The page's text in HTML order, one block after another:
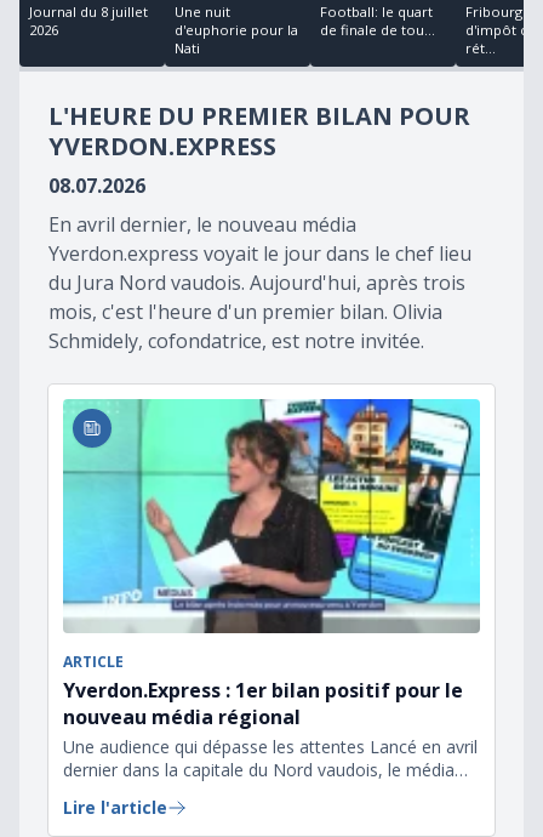
22
minutes,
seconds
Journal du 8 juillet
2026
Une nuit
d'euphorie pour la
Nati
Football: le quart
de finale de tou...
Fribourg :
d'impôt
rét...
L'HEURE DU PREMIER BILAN POUR
YVERDON.EXPRESS
08.07.2026
En avril dernier, le nouveau média
Yverdon.express voyait le jour dans le chef lieu
du Jura Nord vaudois. Aujourd'hui, après trois
mois, c'est l'heure d'un premier bilan. Olivia
Schmidely, cofondatrice, est notre invitée.
ARTICLE
Yverdon.Express : 1er bilan positif pour le
nouveau média régional
Une audience qui dépasse les attentes Lancé en avril
dernier dans la capitale du Nord vaudois, le média
Lire l'article